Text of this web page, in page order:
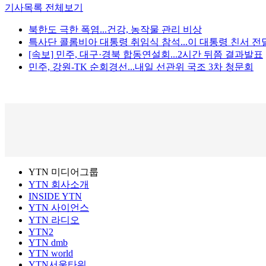
기사목록 전체보기
북한도 극한 폭염...건강, 농작물 관리 비상
특사단 콜롬비아 대통령 취임식 참석...이 대통령 친서 전
[속보] 민주, 대구·경북 합동연설회...2시간 뒤쯤 결과발표
민주, 강원-TK 순회경선...내일 선관위 국조 3차 청문회
YTN 미디어그룹
YTN 회사소개
INSIDE YTN
YTN 사이언스
YTN 라디오
YTN2
YTN dmb
YTN world